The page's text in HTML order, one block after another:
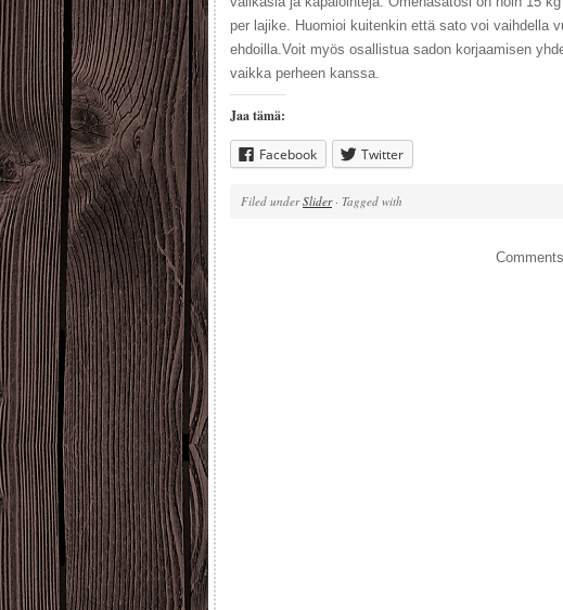
per lajike. Huomioi kuitenkin että sato voi vaihdella
ehdoilla.Voit myös osallistua sadon korjaamisen
vaikka perheen kanssa.
Jaa tämä:
Facebook Twitter
Filed underSlider· Tagged with